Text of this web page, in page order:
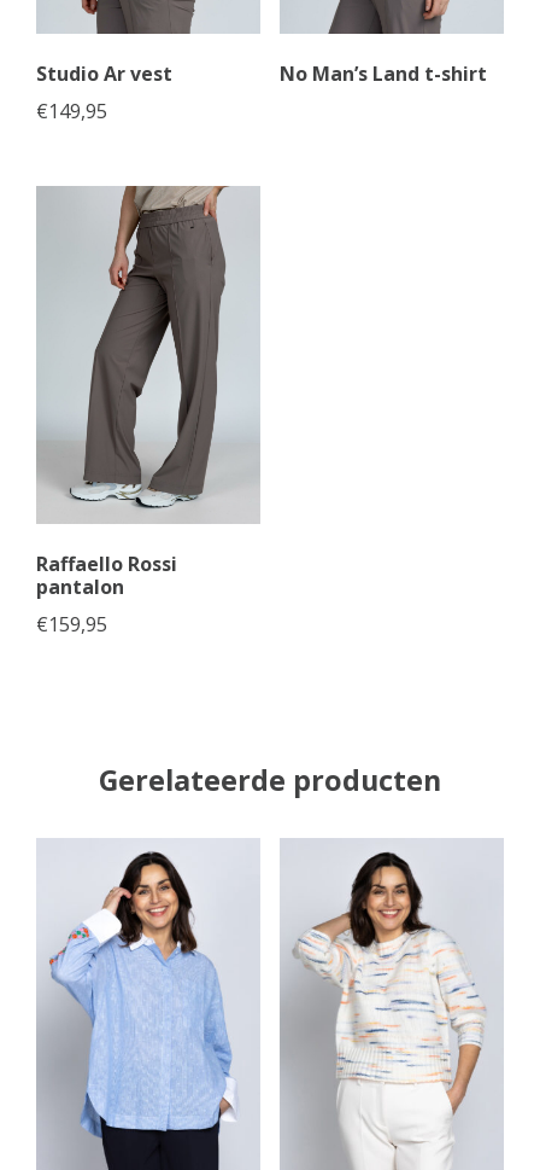
Studio Ar vest
€149,95
No Man’s Land t-shirt
Raffaello Rossi
pantalon
€159,95
Gerelateerde producten